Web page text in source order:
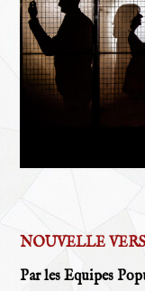
NOUVELLE
Par les Equipes